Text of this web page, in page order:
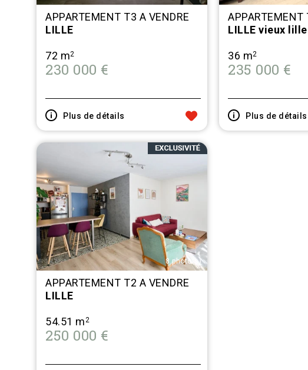
APPARTEMENT T3 A VENDRE
LILLE
72 m2
230 000 €
Plus de détails
APPARTEMENT
LILLE vieux lille
36 m2
235 000 €
Plus de détails
AUX FAVORIS AJOUTER AUX FAVORIS
8 photo(s)
APPARTEMENT T2 A VENDRE
LILLE
54.51 m 2
250 000 €